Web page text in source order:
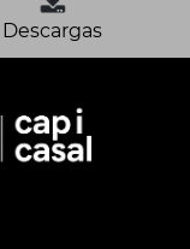
Descargas